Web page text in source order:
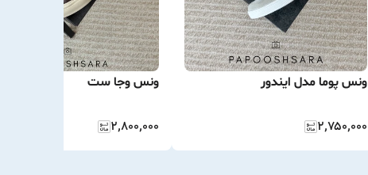
ونس پوما مدل ایندور
۲٬۷۵۰٬۰۰۰
ونس وجا ست
۲٬۸۰۰٬۰۰۰